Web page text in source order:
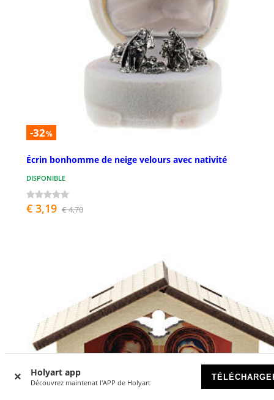
Holyart app
Découvrez maintenat l'APP de Holyart
-32%
Écrin bonhomme de neige velours avec nativité
DISPONIBLE
€ 3,19 € 4,70